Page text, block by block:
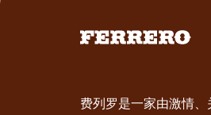
费列罗是一家由激情